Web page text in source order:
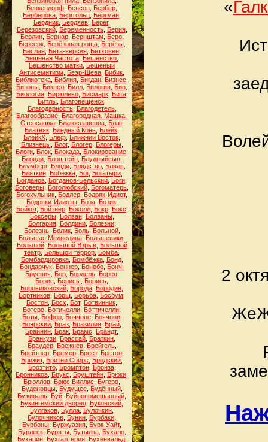
Бенкендорф Бенсон Бербер
Берберова Берггольц Бергман
Бердник Бердяев Берег,
Березовский, Беременность, Берия,
Берлин, Бернар, Бернштам Беро,
Берсерк, Берёзовая роща, Берёзы,
Беслан Бета-версия Бетховен
Бешеная Частота Бешенство
Бешенство матки Бешеный
Антисемитизм
Беэр-Шева Бибик
Библиотека Библия Бигдан Бизнес
Бизоны Бикнел Билл Билогия Био
Биология, Бирюлёво, Бисмарк, Бита,
Битлы Благовещенск
Благодарность, Благодетель,
Благообразие Благородная. Машка-
Отсосашка, Благославенна, Блат,
Блатняк Бледный Конь Блейк
БлейкХ Блеф Ближний Восток
Близнецы, Блог, Блогер, Блогеры,
Блоги Блок Блокада Блокирование
Блонди Блоштейн Блудныйсын
Блумберг, Бляди, Блядство, Блядь,
Бляткин, Бобёжка, Бог, Богатыри,
Богданов Богданов-Бельский Боги
Боговеры Боголюбский Богоматерь
Богохульник Бодлер Бодряк-Идиот,
Бодряки-Идиоты, Боза, Бозик,
Бойкот, Бойтнер, Боколл, Бокр, Бокс
Боксёры, Болван, Болваны,
Болгария, Болдини, Болезни,
Болезнь, Болик, Боль, Больной,
Большая Медведица Большевики
Большой, Большой Взрыв, Большой
театр Большой террор Бомба
Бомбардировка, Бомбёжка, Бонд,
Бондарчук, Боннер, Бонобо, Бонч-
Бруевич
Бор, Бордель, Борец,
Борис
Борисы Борись
Боровиковский Борода Бородин
Бортников Борщ Борьба Босбум
Бостон Босх Бот, Ботвинник
Ботеро Ботичелли Боттичелли
Боты, Бофор, Боччоне, Боччони,
Боярский Браз Бразилия Брай
Брайнин Брак Брамс Брандт,
Бранкузи Брассай Браткин
Браудер, Брежнев, Брейгель,
Брейтнер, Бремер, Брест, Бретон,
Брижит, Бритни Спирс Бродский
Брозтито, Бромптон, Бронза,
Бронников Брукс Бруштейн Брюки
Брюллов Брюс Виллис Бугеро
Буденовцы, Будущее, Будённый,
Буживаль Буй Буйнопомешанный
Букингемский дворец Буковский
Булгаков Булла Булочкин
Булочников Бунин Бурбаки
Бурбоны Буржуазия Бурк-Уайт,
Бурлеск, Буряты, Бутылка, Бухало,
Бухарин, Бухгалтерия, Бухенвальд,
«
2